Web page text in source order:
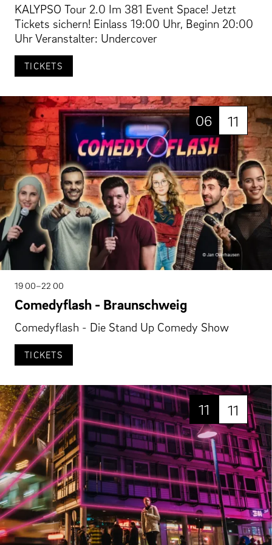
KALYPSO Tour 2.0 Im 381 Event Space! Jetzt
Tickets sichern! Einlass 19:00 Uhr, Beginn 20:00
Uhr Veranstalter: Undercover
TICKETS
06 11
19 00–22 00
Comedyflash - Braunschweig
Comedyflash - Die Stand Up Comedy Show
TICKETS
11 11